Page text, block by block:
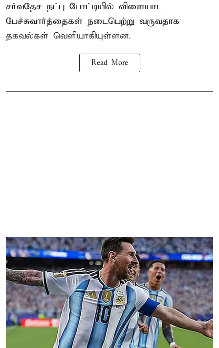
சர்வதேச நட்பு போட்டியில் விளையாட
பேச்சுவார்த்தைகள் நடைபெற்று வருவதாக
தகவல்கள் வெளியாகியுள்ளன.
Read More